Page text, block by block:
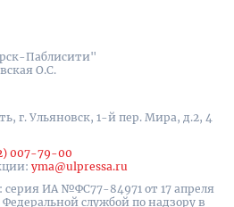
Паблисити"
О.С.
г. Ульяновск, 1-й пер. Мира, д.2, 4
007-79-00
yma@ulpressa.ru
ИА №ФС77-84971 от 17 апреля
службой по надзору в